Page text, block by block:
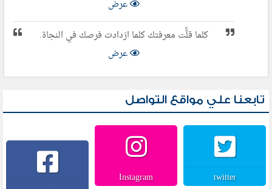
عرض
كلما قلًّت معرفتك كلما ازدادت فرصك في النجاة.
عرض
تابعنا علي مواقع التواصل
twitter
Instagram